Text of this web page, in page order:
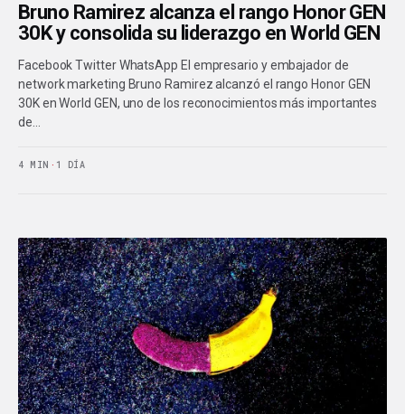
Bruno Ramirez alcanza el rango Honor GEN
30K y consolida su liderazgo en World GEN
Facebook Twitter WhatsApp El empresario y embajador de
network marketing Bruno Ramirez alcanzó el rango Honor GEN
30K en World GEN, uno de los reconocimientos más importantes
de…
4 MIN · 1 DÍA